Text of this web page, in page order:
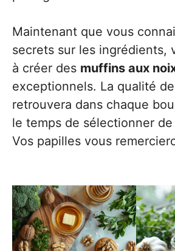
Maintenant que vous
secrets sur les ingrédients,
à créer des muffins aux
exceptionnels. La qualité
retrouvera dans chaque
le temps de sélectionner
Vos papilles vous